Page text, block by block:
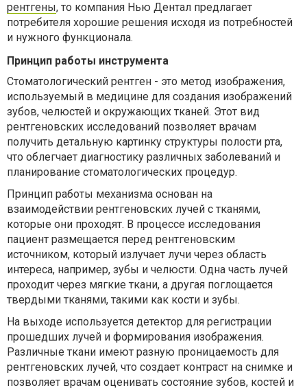
рентгены, то компания Нью Дентал предлагает
потребителя хорошие решения исходя из потребностей
и нужного функционала.
Принцип работы инструмента
Стоматологический рентген - это метод изображения,
используемый в медицине для создания изображений
зубов, челюстей и окружающих тканей. Этот вид
рентгеновских исследований позволяет врачам
получить детальную картинку структуры полости рта,
что облегчает диагностику различных заболеваний и
планирование стоматологических процедур.
Принцип работы механизма основан на
взаимодействии рентгеновских лучей с тканями,
которые они проходят. В процессе исследования
пациент размещается перед рентгеновским
источником, который излучает лучи через область
интереса, например, зубы и челюсти. Одна часть лучей
проходит через мягкие ткани, а другая поглощается
твердыми тканями, такими как кости и зубы.
На выходе используется детектор для регистрации
прошедших лучей и формирования изображения.
Различные ткани имеют разную проницаемость для
рентгеновских лучей, что создает контраст на снимке и
позволяет врачам оценивать состояние зубов, костей и